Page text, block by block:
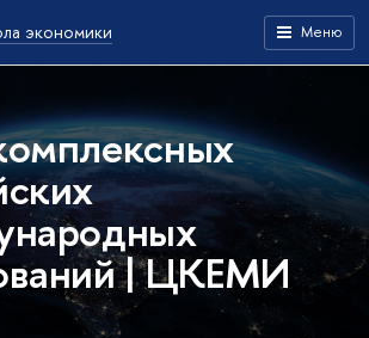
экономики Меню
| ЦКЕМИ